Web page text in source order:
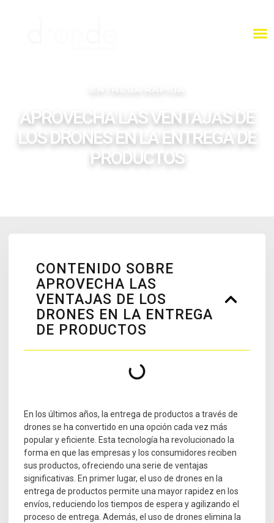
APROVECHA LAS VENTAJAS DE
LOS DRONES EN LA ENTREGA DE
PRODUCTOS
CONTENIDO SOBRE
APROVECHA LAS
VENTAJAS DE LOS
DRONES EN LA ENTREGA
DE PRODUCTOS
En los últimos años, la entrega de productos a través de
drones se ha convertido en una opción cada vez más
popular y eficiente. Esta tecnología ha revolucionado la
forma en que las empresas y los consumidores reciben
sus productos, ofreciendo una serie de ventajas
significativas. En primer lugar, el uso de drones en la
entrega de productos permite una mayor rapidez en los
envíos, reduciendo los tiempos de espera y agilizando el
proceso de entrega. Además, el uso de drones elimina la